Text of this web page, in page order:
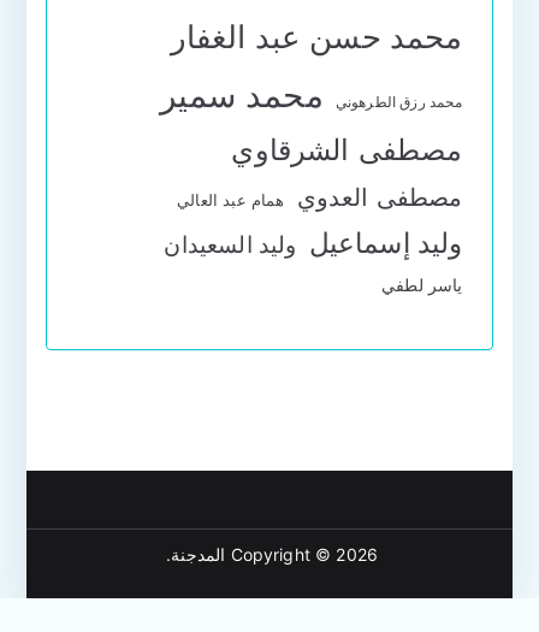
محمد حسن عبد الغفار
محمد رزق الطرهوني محمد سمير
مصطفى الشرقاوي
مصطفى العدوي همام عبد العالي
وليد إسماعيل وليد السعيدان
ياسر لطفي
Copyright © 2026 المدجنة.